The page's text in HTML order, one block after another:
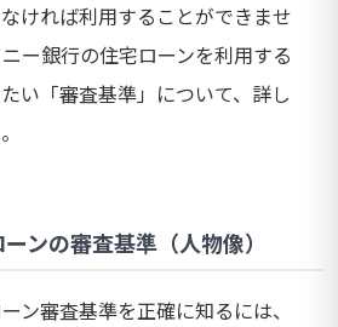
ければ利用することができませ
ー銀行の住宅ローンを利用する
い「審査基準」について、詳し
ンの審査基準（人物像）
ン審査基準を正確に知るには、